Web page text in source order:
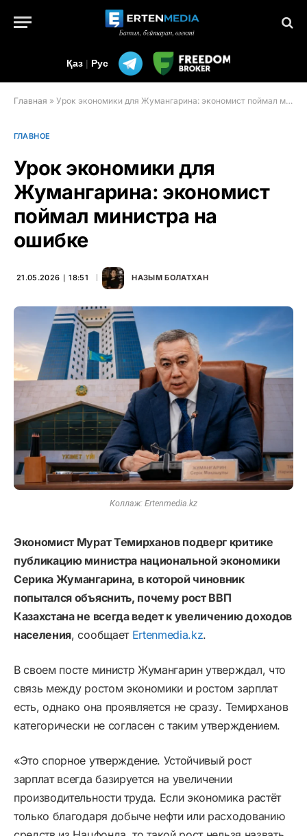
Қаз | Рус
Главная » Урок экономики для Жумангарина: экономист поймал министра на ошибке
ГЛАВНОЕ
Урок экономики для
Жумангарина: экономист
поймал министра на
ошибке
21.05.2026 ∣ 18:51 НАЗЫМ БОЛАТХАН
Коллаж: Ertenmedia.kz
Экономист Мурат Темирханов подверг критике
публикацию министра национальной экономики
Серика Жумангарина, в которой чиновник
попытался объяснить, почему рост ВВП
Казахстана не всегда ведет к увеличению доходов
населения, сообщает Ertenmedia.kz.
В своем посте министр Жумангарин утверждал, что
связь между ростом экономики и ростом зарплат
есть, однако она проявляется не сразу. Темирханов
категорически не согласен с таким утверждением.
«Это спорное утверждение. Устойчивый рост
зарплат всегда базируется на увеличении
производительности труда. Если экономика растёт
только благодаря добыче нефти или расходованию